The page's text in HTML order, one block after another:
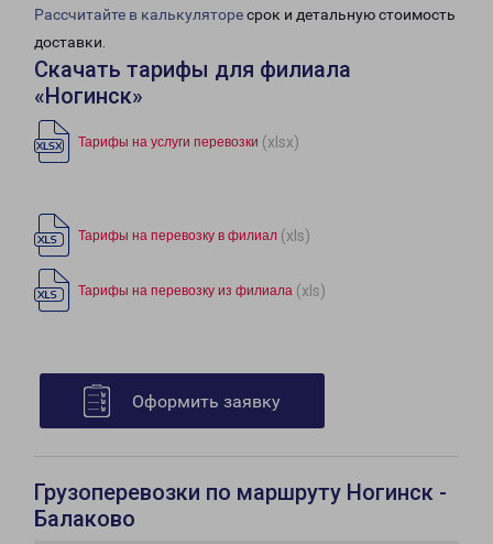
Рассчитайте в калькуляторесрок и детальную стоимость
доставки.
Скачать тарифы для филиала
«Ногинск»
Тарифы на услуги перевозки (xlsx)
Тарифы на перевозку в филиал (xls)
Тарифы на перевозку из филиала (xls)
Оформить заявку
Грузоперевозки по маршруту Ногинск -
Балаково